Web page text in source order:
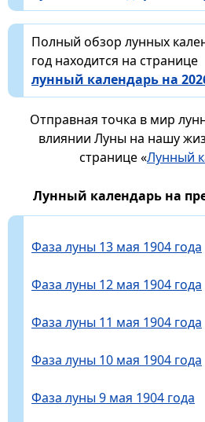
Полный обзор лунных
год находится на странице
лунный календарь на
Отправная точка в мир
влиянии Луны на нашу
странице «Лунный
Лунный календарь на
Фаза луны 13 мая 1904 года
Фаза луны 12 мая 1904 года
Фаза луны 11 мая 1904 года
Фаза луны 10 мая 1904 года
Фаза луны 9 мая 1904 года